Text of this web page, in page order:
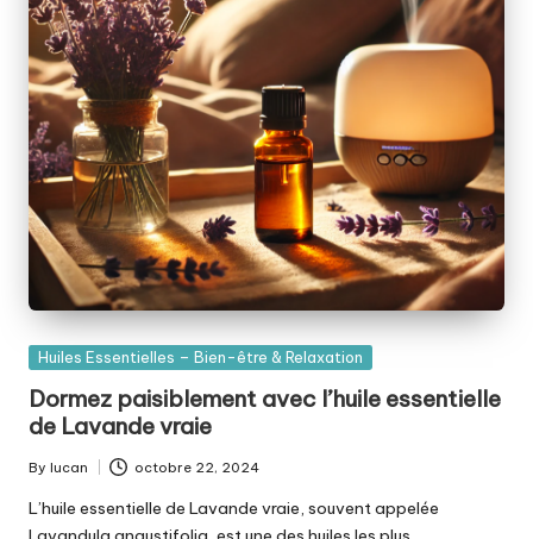
Posted
Huiles Essentielles – Bien-être & Relaxation
Dormez paisiblement avec l’huile essentielle
de Lavande vraie
Posted
by
By lucan octobre 22, 2024
L’huile essentielle de Lavande vraie, souvent appelée